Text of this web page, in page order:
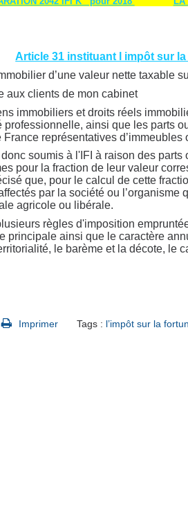
Article 31 instituant l impôt sur
d’une valeur nette taxable
aux clients de mon cabinet
immobiliers et droits réels
professionnelle, ainsi que les parts
représentatives d’immeubles
soumis à l'IFI à raison des
pour la fraction de leur valeur
que, pour le calcul de cette
par la société ou l’organisme
agricole ou libérale.
règles d'imposition
principale ainsi que le caractère
le barème et la décote, le
Imprimer Tags : l’impôt sur la